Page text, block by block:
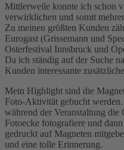
Mittlerweile konnte ich schon
verwirklichen und somit
Zu meinen größten Kunden
Eurogast (Grissemann und
Osterfestival Innsbruck und
Da ich ständig auf der Suche
Kunden interessante
Mein Highlight sind die
Foto-Aktivität gebucht
während der Veranstaltung die
Fotoecke fotografiere und
gedruckt auf Magneten
und eine tolle Erinnerung.